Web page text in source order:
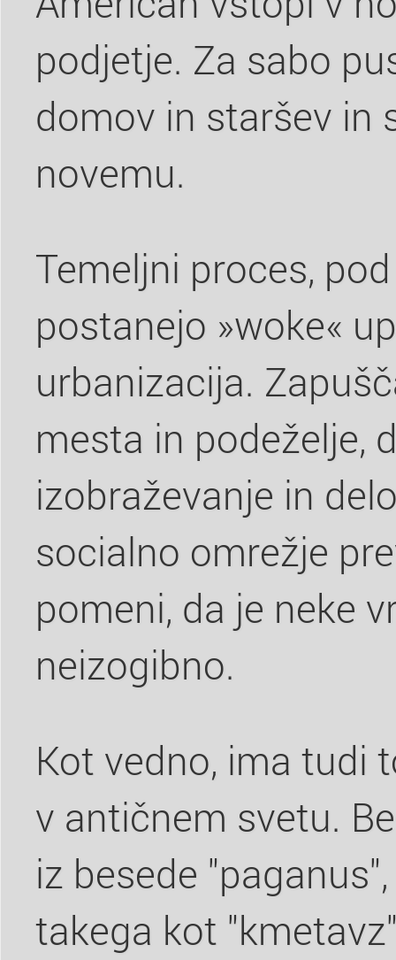
podjetje. Za sabo
domov in staršev in
novemu.
Temeljni proces,
postanejo »woke«
urbanizacija.
mesta in podeželje,
izobraževanje in
socialno omrežje
pomeni, da je neke
neizogibno.
Kot vedno, ima tudi
v antičnem svetu.
iz besede
takega kot